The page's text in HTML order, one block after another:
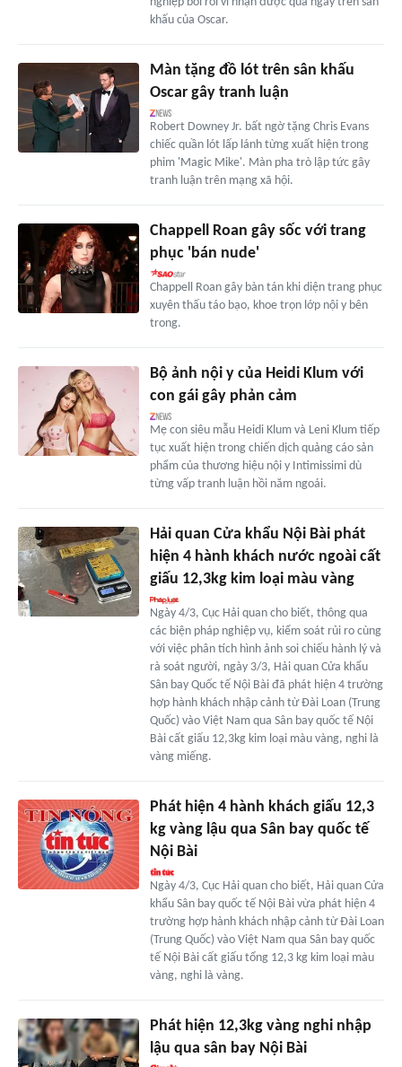
khấu của Oscar.
Màn tặng đồ lót trên sân khấu
Oscar gây tranh luận
Robert Downey Jr. bất ngờ tặng Chris Evans
chiếc quần lót lấp lánh từng xuất hiện trong
phim 'Magic Mike'. Màn pha trò lập tức gây
tranh luận trên mạng xã hội.
Chappell Roan gây sốc với trang
phục 'bán nude'
Chappell Roan gây bàn tán khi diện trang phục
xuyên thấu táo bạo, khoe trọn lớp nội y bên
trong.
Bộ ảnh nội y của Heidi Klum với
con gái gây phản cảm
Mẹ con siêu mẫu Heidi Klum và Leni Klum tiếp
tục xuất hiện trong chiến dịch quảng cáo sản
phẩm của thương hiệu nội y Intimissimi dù
từng vấp tranh luận hồi năm ngoái.
Hải quan Cửa khẩu Nội Bài phát
hiện 4 hành khách nước ngoài cất
giấu 12,3kg kim loại màu vàng
Ngày 4/3, Cục Hải quan cho biết, thông qua
các biện pháp nghiệp vụ, kiểm soát rủi ro cùng
với việc phân tích hình ảnh soi chiếu hành lý và
rà soát người, ngày 3/3, Hải quan Cửa khẩu
Sân bay Quốc tế Nội Bài đã phát hiện 4 trường
hợp hành khách nhập cảnh từ Đài Loan (Trung
Quốc) vào Việt Nam qua Sân bay quốc tế Nội
Bài cất giấu 12,3kg kim loại màu vàng, nghi là
vàng miếng.
Phát hiện 4 hành khách giấu 12,3
kg vàng lậu qua Sân bay quốc tế
Nội Bài
Ngày 4/3, Cục Hải quan cho biết, Hải quan Cửa
khẩu Sân bay quốc tế Nội Bài vừa phát hiện 4
trường hợp hành khách nhập cảnh từ Đài Loan
(Trung Quốc) vào Việt Nam qua Sân bay quốc
tế Nội Bài cất giấu tổng 12,3 kg kim loại màu
vàng, nghi là vàng.
Phát hiện 12,3kg vàng nghi nhập
lậu qua sân bay Nội Bài